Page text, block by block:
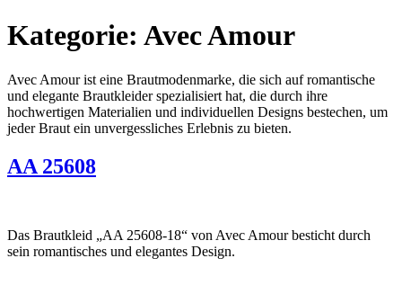
Kategorie: Avec Amour
Avec Amour ist eine Brautmodenmarke, die sich auf romantische
und elegante Brautkleider spezialisiert hat, die durch ihre
hochwertigen Materialien und individuellen Designs bestechen, um
jeder Braut ein unvergessliches Erlebnis zu bieten.
AA 25608
Das Brautkleid „AA 25608-18“ von Avec Amour besticht durch
sein romantisches und elegantes Design.